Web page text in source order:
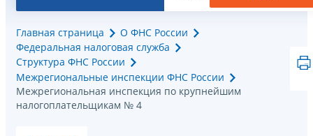
Главная страница
О ФНС России
Федеральная налоговая служба
Структура ФНС России
Межрегиональные инспекции ФНС России
Межрегиональная инспекция по крупнейшим
налогоплательщикам № 4